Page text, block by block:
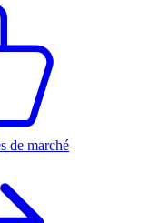
de marché